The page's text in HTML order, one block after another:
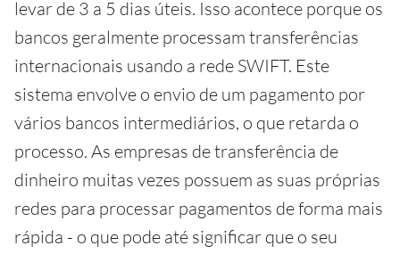
levar de 3 a 5 dias úteis. Isso acontece porque os
bancos geralmente processam transferências
internacionais usando a rede SWIFT. Este
sistema envolve o envio de um pagamento por
vários bancos intermediários, o que retarda o
processo. As empresas de transferência de
dinheiro muitas vezes possuem as suas próprias
redes para processar pagamentos de forma mais
rápida - o que pode até significar que o seu